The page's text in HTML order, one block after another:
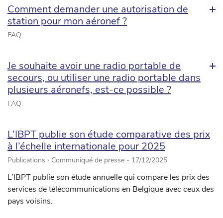
Comment demander une autorisation de
station pour mon aéronef ?
FAQ
Je souhaite avoir une radio portable de
secours, ou utiliser une radio portable dans
plusieurs aéronefs, est-ce possible ?
FAQ
L’IBPT publie son étude comparative des prix
à l’échelle internationale pour 2025
Publications › Communiqué de presse - 17/12/2025
L’IBPT publie son étude annuelle qui compare les prix des
services de télécommunications en Belgique avec ceux des
pays voisins.